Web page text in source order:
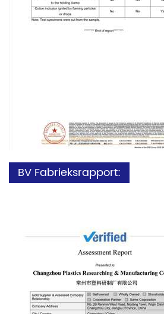
BV Fabrieksrapport: